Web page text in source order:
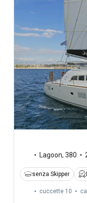
Lagoon, 380
senza Skipper
cuccette 10